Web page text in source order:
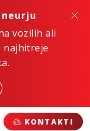
vozilih ali
najhitreje
KONTAKTI